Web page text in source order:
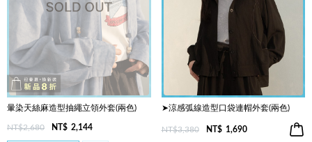
暈染天絲麻造型抽繩立領外套(兩色)
NT$2,680 NT$ 2,144
➤涼感弧線造型口袋連帽外套(兩色)
NT$3,380 NT$ 1,690